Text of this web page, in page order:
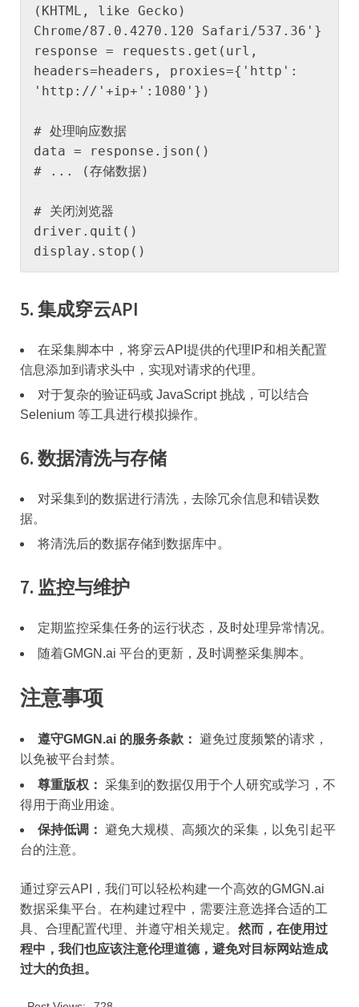
(KHTML, like Gecko)
Chrome/87.0.4270.120 Safari/537.36'}
response = requests.get(url,
headers=headers, proxies={'http':
'http://'+ip+':1080'})
# 处理响应数据
data = response.json()
# ... (存储数据)
# 关闭浏览器
driver.quit()
5. 集成穿云API
在采集脚本中，将穿云API提供的代理IP和相关配置
信息添加到请求头中，实现对请求的代理。
对于复杂的验证码或 JavaScript 挑战，可以结合
Selenium 等工具进行模拟操作。
6. 数据清洗与存储
对采集到的数据进行清洗，去除冗余信息和错误数
据。
将清洗后的数据存储到数据库中。
7. 监控与维护
定期监控采集任务的运行状态，及时处理异常情况。
随着GMGN.ai 平台的更新，及时调整采集脚本。
注意事项
遵守GMGN.ai 的服务条款： 避免过度频繁的请求，
以免被平台封禁。
尊重版权： 采集到的数据仅用于个人研究或学习，不
得用于商业用途。
保持低调： 避免大规模、高频次的采集，以免引起平
台的注意。
通过穿云API，我们可以轻松构建一个高效的GMGN.ai
数据采集平台。在构建过程中，需要注意选择合适的工
具、合理配置代理、并遵守相关规定。 然而，在使用过
程中，我们也应该注意伦理道德，避免对目标网站造成
过大的负担。